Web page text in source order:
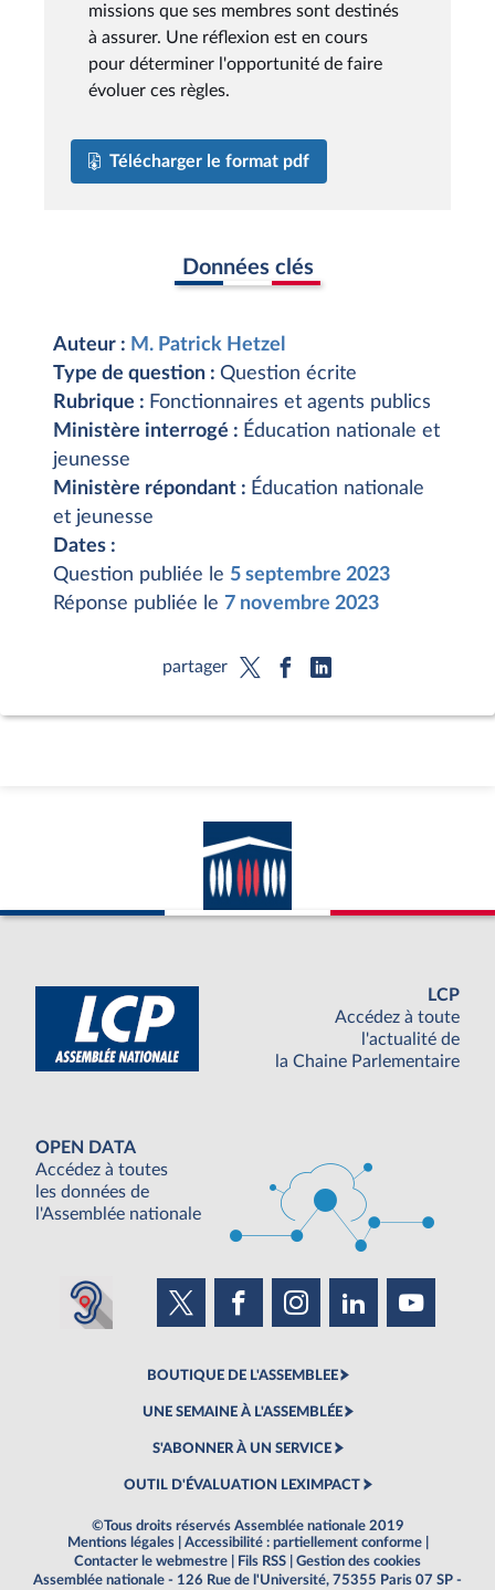
missions que ses membres sont destinés
à assurer. Une réflexion est en cours
pour déterminer l'opportunité de faire
évoluer ces règles.
Télécharger le format pdf
Données clés
Auteur : M. Patrick Hetzel
Type de question : Question écrite
Rubrique : Fonctionnaires et agents publics
Ministère interrogé : Éducation nationale et
jeunesse
Ministère répondant : Éducation nationale
et jeunesse
Dates :
Question publiée le 5 septembre 2023
Réponse publiée le 7 novembre 2023
partager
LCP
Accédez à toute
l'actualité de
la Chaine Parlementaire
OPEN DATA
Accédez à toutes
les données de
l'Assemblée nationale
BOUTIQUE DE L'ASSEMBLEE
UNE SEMAINE À L'ASSEMBLÉE
S'ABONNER À UN SERVICE
OUTIL D'ÉVALUATION LEXIMPACT
©Tous droits réservés Assemblée nationale 2019
Mentions légales
Accessibilité : partiellement conforme
Contacter le webmestre
Fils RSS
Gestion des cookies
Assemblée nationale - 126 Rue de l'Université, 75355 Paris 07 SP -